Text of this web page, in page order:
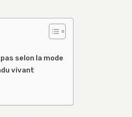
selon la mode
vivant